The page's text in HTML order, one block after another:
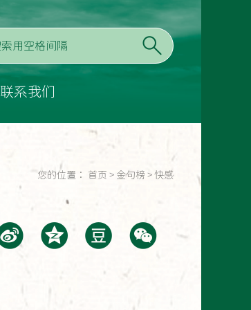
联系我们
您的位置： 首页 > 金句榜 > 快感